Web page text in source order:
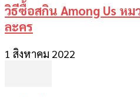
วิธีซื้อสกิน Among Us หม
ละคร
1 สิงหาคม 2022